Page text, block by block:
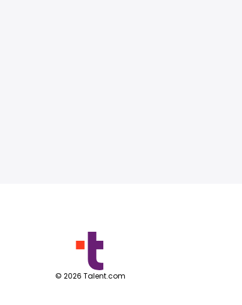
© 2026 Talent.com